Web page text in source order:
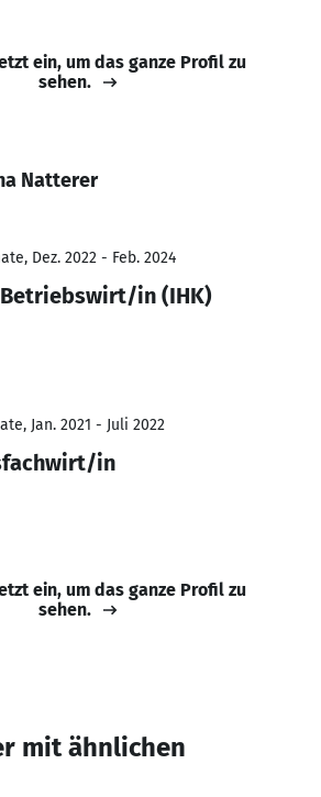
ein, um das ganze Profil zu
sehen.
Natterer
Dez. 2022 - Feb. 2024
in (IHK)
Jan. 2021 - Juli 2022
in
ein, um das ganze Profil zu
sehen.
mit ähnlichen